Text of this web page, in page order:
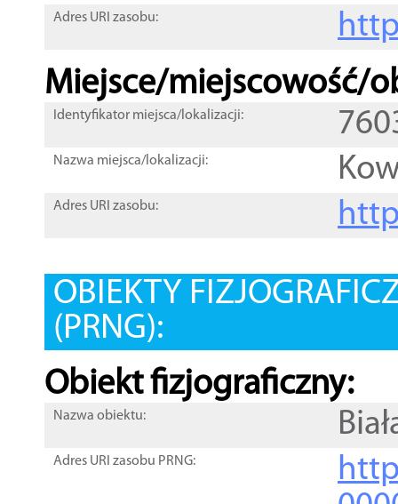
Adres URI zasobu:
Miejsce/miejscowość/
Identyfikator miejsca/lokalizacji:
Nazwa miejsca/lokalizacji:
Adres URI zasobu:
OBIEKTY
(PRNG):
Obiekt fizjograficzny:
Nazwa obiektu:
Adres URI zasobu PRNG: